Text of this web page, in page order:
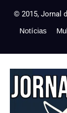
© 2015, Jornal
Notícias